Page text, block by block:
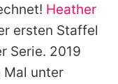
Heather
ersten Staffel
Serie. 2019
Mal unter